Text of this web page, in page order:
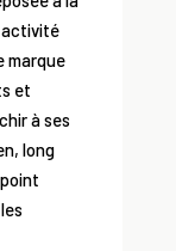
activité
marque
et
à ses
long